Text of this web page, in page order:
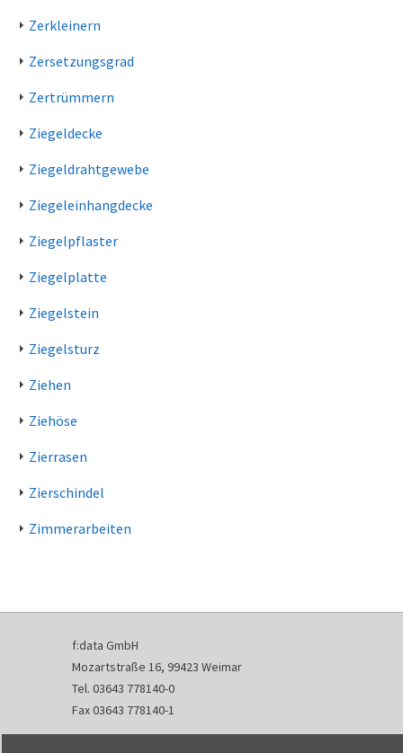
Zerkleinern
Zersetzungsgrad
Zertrümmern
Ziegeldecke
Ziegeldrahtgewebe
Ziegeleinhangdecke
Ziegelpflaster
Ziegelplatte
Ziegelstein
Ziegelsturz
Ziehen
Ziehöse
Zierrasen
Zierschindel
Zimmerarbeiten
f:data GmbH
Mozartstraße 16, 99423 Weimar
Tel. 03643 778140-0
Fax 03643 778140-1
info@fdata.de